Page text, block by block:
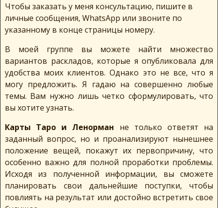
Чтобы заказать у меня консультацию, пишите в
личные сообщения, WhatsApp или звоните по
указанному в конце страницы номеру.
В моей группе вы можете найти множество
вариантов раскладов, которые я опубликовала для
удобства моих клиентов. Однако это не все, что я
могу предложить. Я гадаю на совершенно любые
темы. Вам нужно лишь четко сформулировать, что
вы хотите узнать.
Карты Таро и Ленорман не только ответят на
заданный вопрос, но и проанализируют нынешнее
положение вещей, покажут их первопричину, что
особенно важно для полной проработки проблемы.
Исходя из полученной информации, вы сможете
планировать свои дальнейшие поступки, чтобы
повлиять на результат или достойно встретить свое